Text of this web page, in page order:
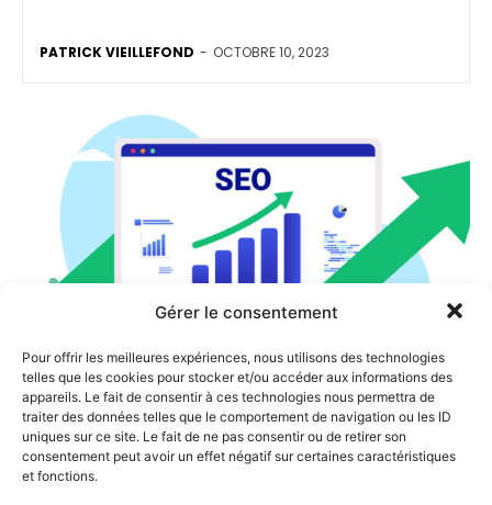
Gérer le consentement
Pour offrir les meilleures expériences, nous utilisons des technologies
telles que les cookies pour stocker et/ou accéder aux informations des
appareils. Le fait de consentir à ces technologies nous permettra de
traiter des données telles que le comportement de navigation ou les ID
uniques sur ce site. Le fait de ne pas consentir ou de retirer son
consentement peut avoir un effet négatif sur certaines caractéristiques
et fonctions.
PATRICK VIEILLEFOND - OCTOBRE 10, 2023
RÉFÉRENCEMENT NATUREL - SEO
Les bases du référencement
naturel pour le e-commerce